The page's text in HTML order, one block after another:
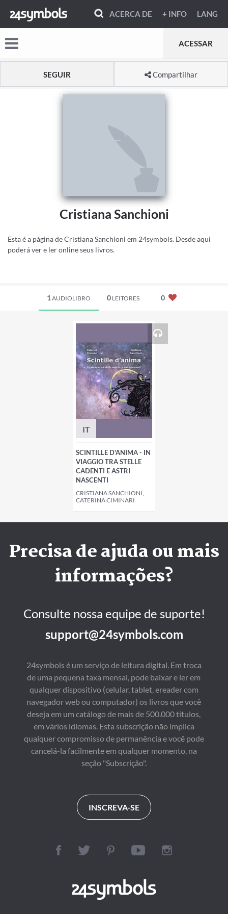
ACERCA DE + INFO LANG
ACESSAR
SEGUIR Compartilhar
Cristiana Sanchioni
Esta é a página de Cristiana Sanchioni em 24symbols. Desde aqui
poderá ver e ler online seus livros.
1 AUDIOLIBRO 0 LEITORES 0
IT
SCINTILLE D'ANIMA - IN
VIAGGIO TRA STELLE
CADENTI E ASTRI
NASCENTI
CRISTIANA SANCHIONI,
CATERINA CIMINARI
Precisa de ajuda ou mais
informações?
Consulte nossa equipe de suporte!
support@24symbols.com
24symbols é um serviço de leitura digital. Em troca
de uma pequena taxa mensal, pode baixar e ler em
qualquer dispositivo (celular, tablet, ereader com
navegador web ou computador) os livros que você
deseja em um catálogo de mais de 500.000 títulos,
em vários idiomas. Esta subscrição não implica
qualquer compromisso de permanência e você pode
cancelá-la facilmente em qualquer momento, na
seção "Subscrição".
INSCREVA-SE